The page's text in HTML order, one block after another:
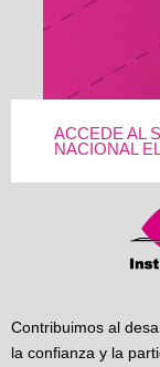
ACCEDE AL
NACIONAL
Contribuimos al
la confianza y la